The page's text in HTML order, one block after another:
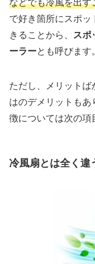
などでも冷風を出す
で好き箇所にスポ
きることから、
スポ
ーラー とも呼びます。
ただし、メリット
はのデメリットも
徴については次の項
冷風扇とは全く違